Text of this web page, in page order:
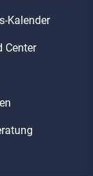
Kalender
Center